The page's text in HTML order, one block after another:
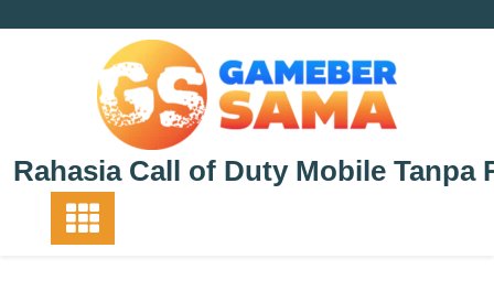
Rahasia Call of Duty Mobile Tanpa